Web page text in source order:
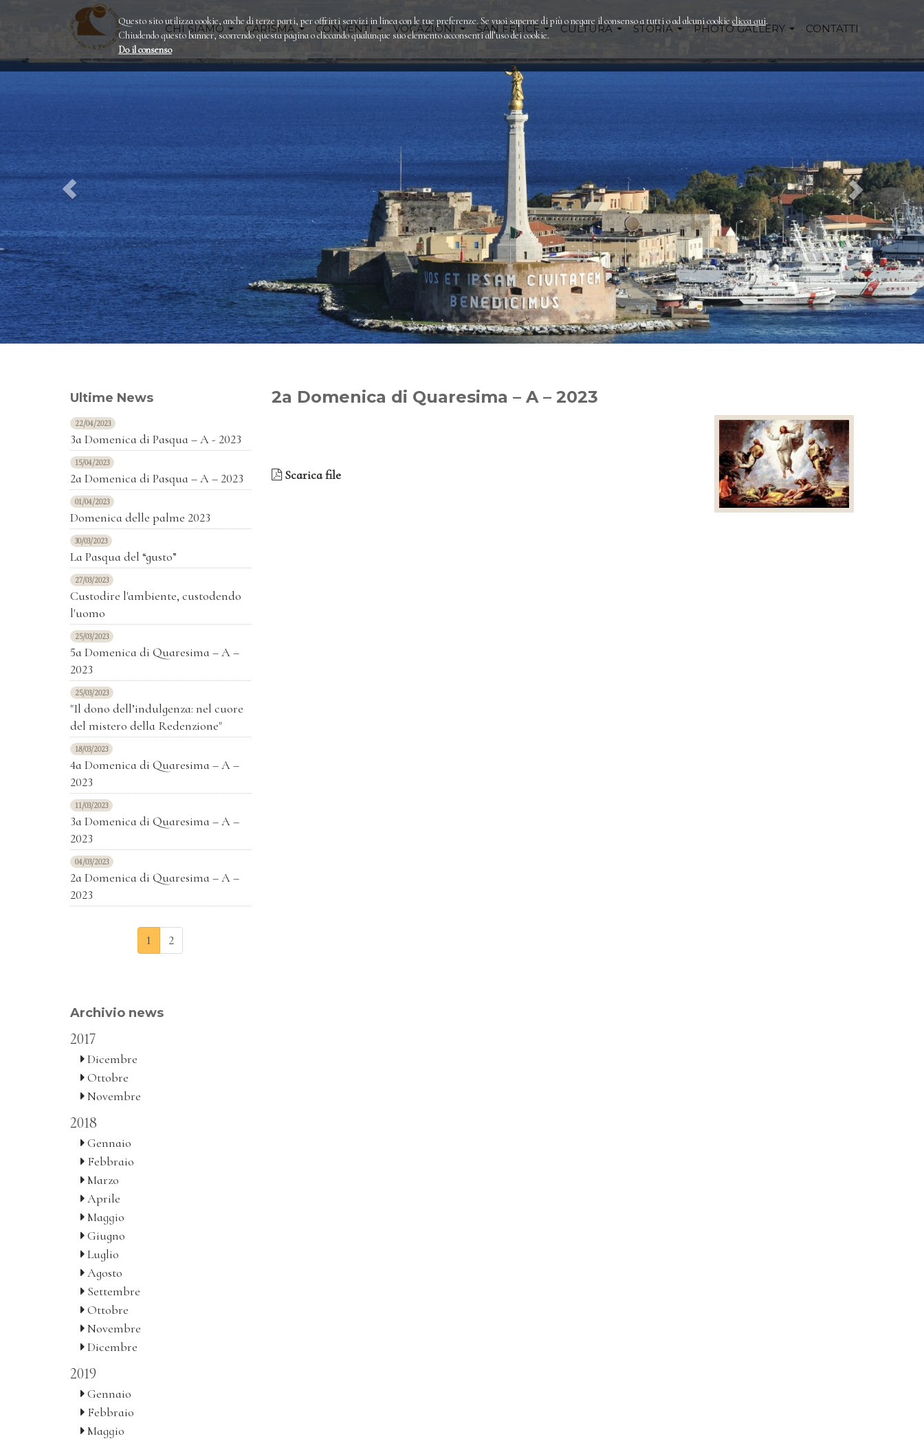
CHI SIAMO CARISMA CONVENTI VOCAZIONI SAN FELICE CULTURA STORIA PHOTO GALLERY CONTATTI
Ultime News
22/04/2023
3a Domenica di Pasqua – A - 2023
15/04/2023
2a Domenica di Pasqua – A – 2023
01/04/2023
Domenica delle palme 2023
30/03/2023
La Pasqua del “gusto”
27/03/2023
Custodire l'ambiente, custodendo
l'uomo
25/03/2023
5a Domenica di Quaresima – A –
2023
25/03/2023
"Il dono dell’indulgenza: nel cuore
del mistero della Redenzione"
18/03/2023
4a Domenica di Quaresima – A –
2023
11/03/2023
3a Domenica di Quaresima – A –
2023
04/03/2023
2a Domenica di Quaresima – A –
2023
1 2
Archivio news
2017
Dicembre
Ottobre
Novembre
2018
Gennaio
Febbraio
Marzo
Aprile
Maggio
Giugno
Luglio
Agosto
Settembre
Ottobre
Novembre
Dicembre
2019
Gennaio
Febbraio
Maggio
2a Domenica di Quaresima – A – 2023
Scarica file
Questo sito utilizza cookie, anche di terze parti, per offrirti servizi in linea con le tue preferenze. Se vuoi saperne di più o negare il consenso a tutti o ad alcuni cookie clicca qui.
Chiudendo questo banner, scorrendo questa pagina o cliccando qualunque suo elemento acconsenti all’uso dei cookie.
Do il consenso